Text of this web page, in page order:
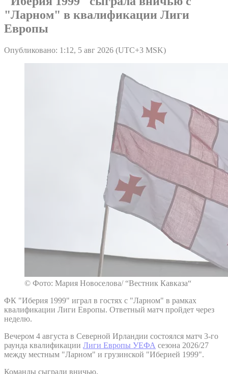
"Ларном" в квалификации Лиги
Европы
Опубликовано: 1:12, 5 авг 2026 (UTC+3 MSK)
© Фото: Мария Новоселова/ “Вестник Кавказа“
ФК "Иберия 1999" играл в гостях с "Ларном" в рамках
квалификации Лиги Европы. Ответный матч пройдет через
неделю.
Вечером 4 августа в Северной Ирландии состоялся матч 3-го
раунда квалификации Лиги Европы УЕФА сезона 2026/27
между местным "Ларном" и грузинской "Иберией 1999".
Команды сыграли вничью.